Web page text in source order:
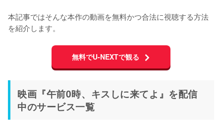
本記事ではそんな本作の動画を無料かつ合法に視聴する方法
を紹介します。
無料でU-NEXTで観る
映画『午前0時、キスしに来てよ』を配信
中のサービス一覧